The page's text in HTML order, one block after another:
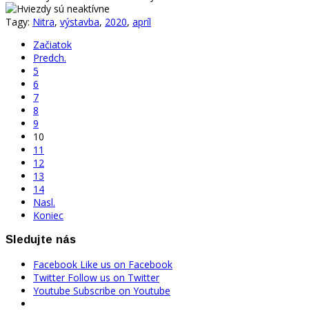
Tagy: Nitra, výstavba, 2020, apríl
Začiatok
Predch.
5
6
7
8
9
10
11
12
13
14
Nasl.
Koniec
Sledujte nás
Facebook Like us on Facebook
Twitter Follow us on Twitter
Youtube Subscribe on Youtube